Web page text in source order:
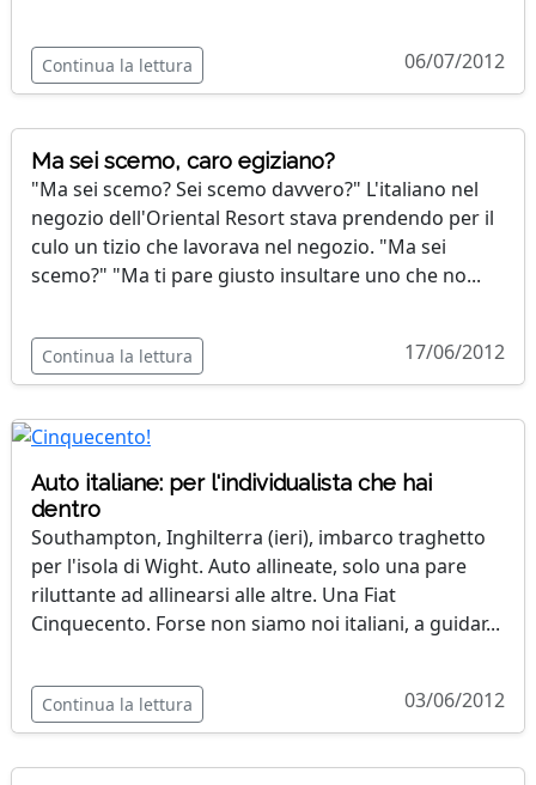
Continua la lettura 06/07/2012
Ma sei scemo, caro egiziano?
"Ma sei scemo? Sei scemo davvero?" L'italiano nel
negozio dell'Oriental Resort stava prendendo per il
culo un tizio che lavorava nel negozio. "Ma sei
scemo?" "Ma ti pare giusto insultare uno che no...
Continua la lettura 17/06/2012
Auto italiane: per l'individualista che hai
dentro
Southampton, Inghilterra (ieri), imbarco traghetto
per l'isola di Wight. Auto allineate, solo una pare
riluttante ad allinearsi alle altre. Una Fiat
Cinquecento. Forse non siamo noi italiani, a guidar...
Continua la lettura 03/06/2012